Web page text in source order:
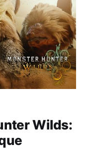
Wilds: